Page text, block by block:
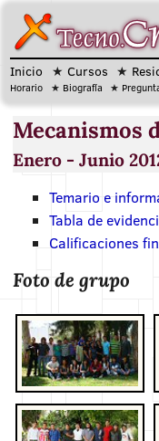
Inicio Cursos
Horario Biografía
Mecanismos
Enero - Junio
Temario e
Tabla de
Calificaciones
Foto de grupo